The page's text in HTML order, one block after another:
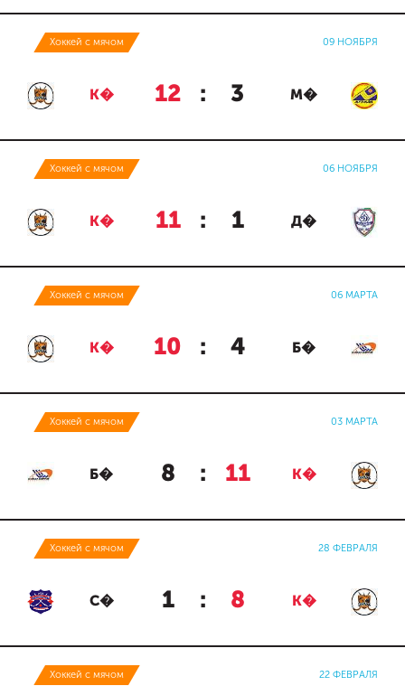
Хоккей с мячом 09 НОЯБРЯ
К� 12 : 3 М�
Хоккей с мячом 06 НОЯБРЯ
К� 11 : 1 Д�
Хоккей с мячом 06 МАРТА
К� 10 : 4 Б�
Хоккей с мячом 03 МАРТА
Б� 8 : 11 К�
Хоккей с мячом 28 ФЕВРАЛЯ
С� 1 : 8 К�
Хоккей с мячом 22 ФЕВРАЛЯ